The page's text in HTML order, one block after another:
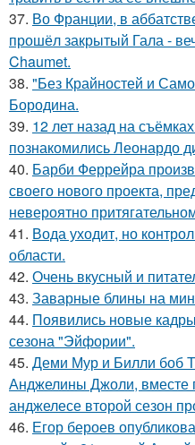
37. Во Франции, в
прошёл закрытый Гала -
Chaumet.
38. "Без Крайностей и
Бородина.
39. 12 лет назад на
познакомились Леонардо
40. Барби Феррейра
своего нового проекта,
невероятно
41. Вода уходит, но
области.
42. Очень вкусный и
43. Заварные блины на
44. Появились новые
сезона "Эйфории".
45. Деми Мур и Билли боб
Анджелины Джоли, вместе
анджелесе второй сезон
46. Егор бероев